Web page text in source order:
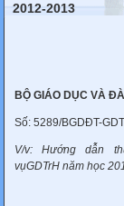
2012-2013
BỘ GIÁO DỤC VÀ
Số: 5289/BGDĐT-
V/v: Hướng dẫn
vụGDTrH năm học